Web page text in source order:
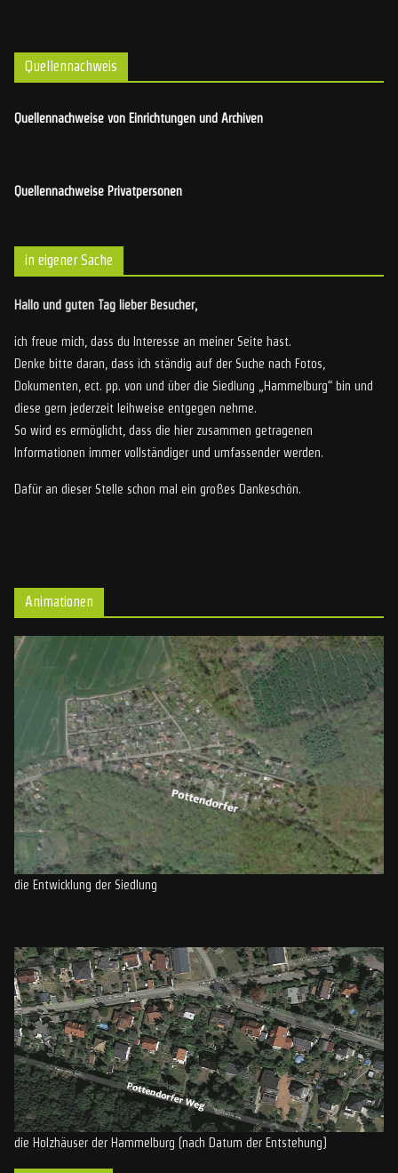
Quellennachweis
Quellennachweise von Einrichtungen und Archiven
Quellennachweise Privatpersonen
in eigener Sache
Hallo und guten Tag lieber Besucher,
ich freue mich, dass du Interesse an meiner Seite hast.
Denke bitte daran, dass ich ständig auf der Suche nach Fotos,
Dokumenten, ect. pp. von und über die Siedlung „Hammelburg“ bin und
diese gern jederzeit leihweise entgegen nehme.
So wird es ermöglicht, dass die hier zusammen getragenen
Informationen immer vollständiger und umfassender werden.
Dafür an dieser Stelle schon mal ein großes Dankeschön.
Animationen
die Entwicklung der Siedlung
die Holzhäuser der Hammelburg (nach Datum der Entstehung)